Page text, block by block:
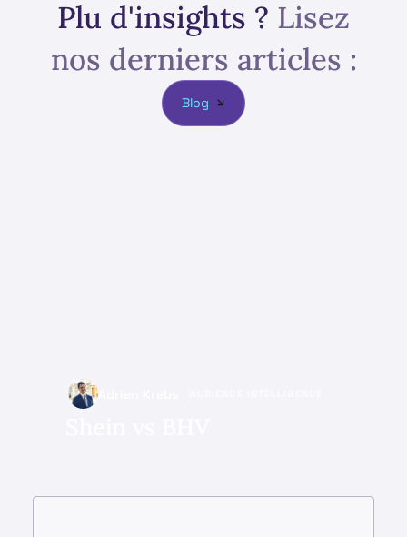
Plu d'insights ? Lisez
nos derniers articles :
Blog
Adrien Krebs